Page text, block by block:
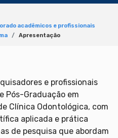
acadêmicos e profissionais
Apresentação
e profissionais
Pós-Graduação em
Clínica Odontológica, com
aplicada e prática
de pesquisa que abordam